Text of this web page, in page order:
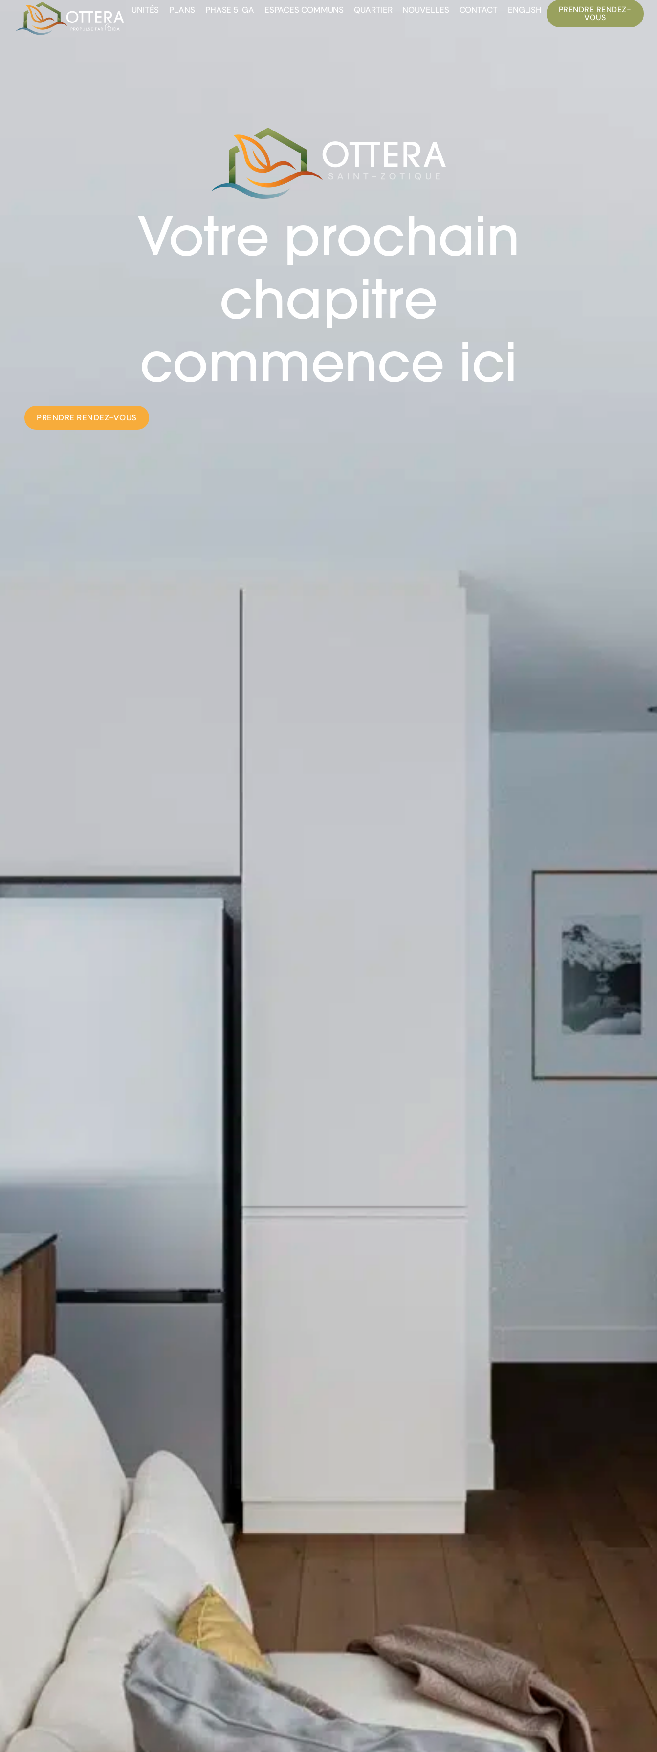
UNITÉS PLANS PHASE 5 IGA ESPACES COMMUNS QUARTIER NOUVELLES CONTACT ENGLISH PRENDRE RENDEZ-
VOUS
Votre prochain
chapitre
commence ici
PRENDRE RENDEZ-VOUS